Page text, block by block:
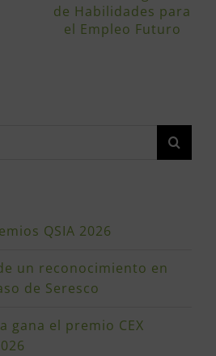
QSIA 2026
un reconocimiento en
de Seresco
gana el premio CEX